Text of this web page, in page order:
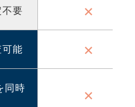
要 ×
能 ×
同時
×